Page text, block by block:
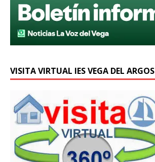
VISITA VIRTUAL IES VEGA DEL ARGOS